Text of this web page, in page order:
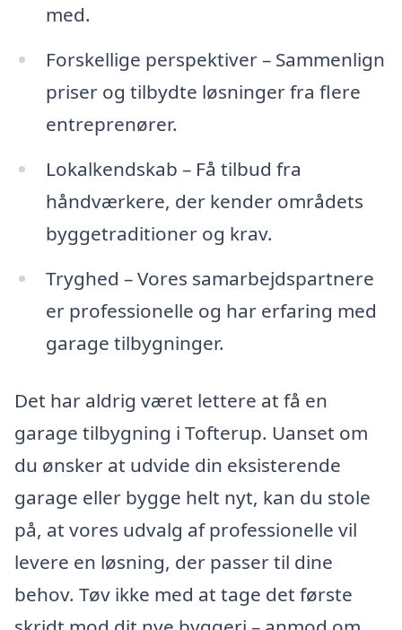
med.
Forskellige perspektiver – Sammenlign
priser og tilbydte løsninger fra flere
entreprenører.
Lokalkendskab – Få tilbud fra
håndværkere, der kender områdets
byggetraditioner og krav.
Tryghed – Vores samarbejdspartnere
er professionelle og har erfaring med
garage tilbygninger.
Det har aldrig været lettere at få en
garage tilbygning i Tofterup. Uanset om
du ønsker at udvide din eksisterende
garage eller bygge helt nyt, kan du stole
på, at vores udvalg af professionelle vil
levere en løsning, der passer til dine
behov. Tøv ikke med at tage det første